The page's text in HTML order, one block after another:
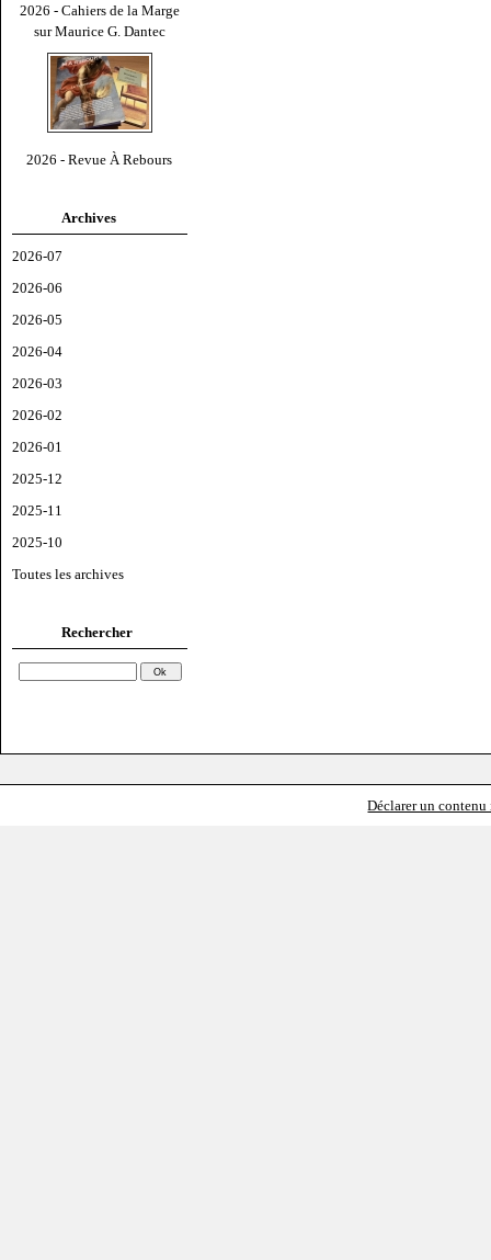
2026 - Cahiers de la Marge
sur Maurice G. Dantec
2026 - Revue À Rebours
Archives
2026-07
2026-06
2026-05
2026-04
2026-03
2026-02
2026-01
2025-12
2025-11
2025-10
Toutes les archives
Rechercher
Déclarer un